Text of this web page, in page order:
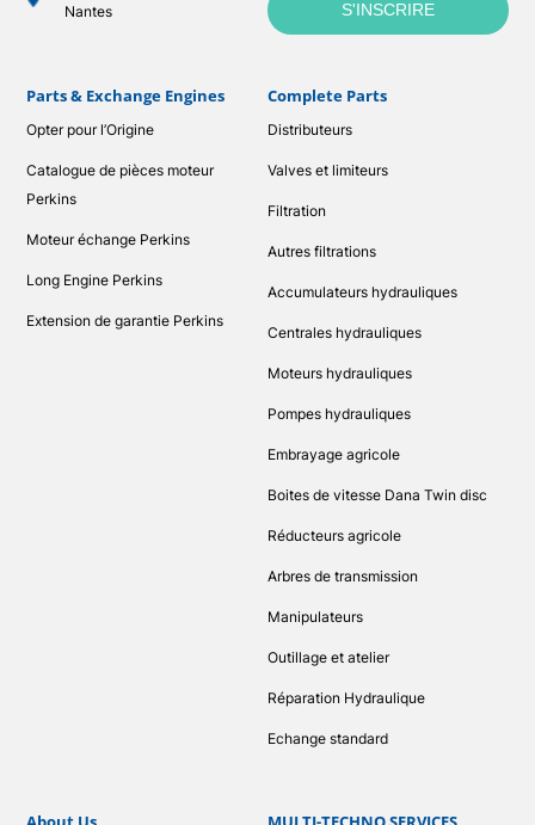
Parts & Exchange Engines
Opter pour l’Origine
Catalogue de pièces moteur
Perkins
Moteur échange Perkins
Long Engine Perkins
Extension de garantie Perkins
Nantes
Complete Parts
Distributeurs
Valves et limiteurs
Filtration
Autres filtrations
Accumulateurs hydrauliques
Centrales hydrauliques
Moteurs hydrauliques
Pompes hydrauliques
Embrayage agricole
Boites de vitesse Dana Twin disc
Réducteurs agricole
Arbres de transmission
Manipulateurs
Outillage et atelier
Réparation Hydraulique
Echange standard